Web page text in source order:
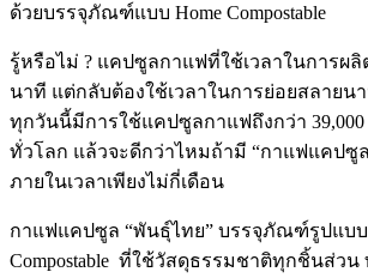
ด้วยบรรจุภัณฑ์แบบ Home Compostable
รู้หรือไม่ ? แคปซูลกาแฟที่ใช้เวลาในการผลิ
นาที แต่กลับต้องใช้เวลาในการย่อยสลายน
ทุกวันนี้มีการใช้แคปซูลกาแฟถึงกว่า
ทั่วโลก แล้วจะดีกว่าไหมถ้ามี “กาแฟแคปซู
ภายในเวลาเพียงไม่กี่เดือน
กาแฟแคปซูล “พันธุ์ไทย” บรรจุภัณฑ์รูปแบบ
Compostable ที่ใช้วัสดุธรรมชาติทุกชิ้นส่วน